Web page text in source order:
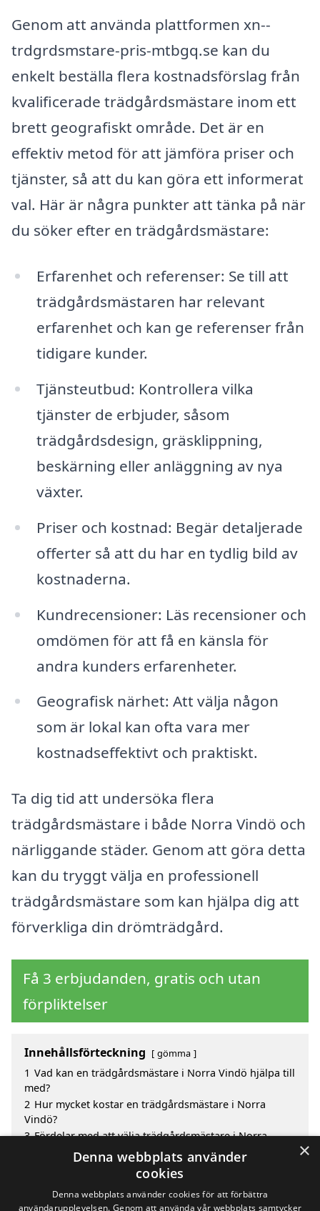
Genom att använda plattformen xn--
trdgrdsmstare-pris-mtbgq.se kan du
enkelt beställa flera kostnadsförslag från
kvalificerade trädgårdsmästare inom ett
brett geografiskt område. Det är en
effektiv metod för att jämföra priser och
tjänster, så att du kan göra ett informerat
val. Här är några punkter att tänka på när
du söker efter en trädgårdsmästare:
Erfarenhet och referenser: Se till att
trädgårdsmästaren har relevant
erfarenhet och kan ge referenser från
tidigare kunder.
Tjänsteutbud: Kontrollera vilka
tjänster de erbjuder, såsom
trädgårdsdesign, gräsklippning,
beskärning eller anläggning av nya
växter.
Priser och kostnad: Begär detaljerade
offerter så att du har en tydlig bild av
kostnaderna.
Kundrecensioner: Läs recensioner och
omdömen för att få en känsla för
andra kunders erfarenheter.
Geografisk närhet: Att välja någon
som är lokal kan ofta vara mer
kostnadseffektivt och praktiskt.
Ta dig tid att undersöka flera
trädgårdsmästare i både Norra Vindö och
närliggande städer. Genom att göra detta
kan du tryggt välja en professionell
trädgårdsmästare som kan hjälpa dig att
förverkliga din drömträdgård.
Få 3 erbjudanden, gratis och utan
förpliktelser
Innehållsförteckning gömma
1 Vad kan en trädgårdsmästare i Norra Vindö hjälpa till
med?
2 Hur mycket kostar en trädgårdsmästare i Norra
Vindö?
3 Fördelar med att välja trädgårdsmästare i Norra
Sök efter en skicklig trädgårdsmästare i de
omgivande städerna Norra Vindö
×
Denna webbplats använder
cookies
Denna webbplats använder cookies för att förbättra
användarupplevelsen. Genom att använda vår webbplats samtycker